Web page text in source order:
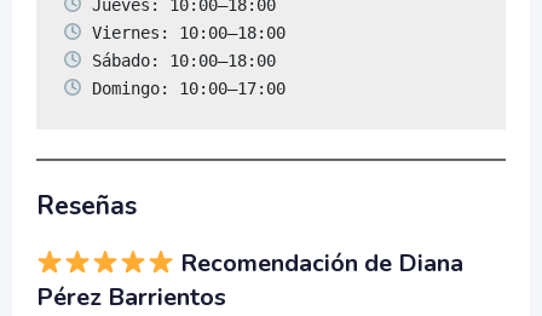
Domingo: 10:00–17:00
Reseñas
Recomendación de Diana
Pérez Barrientos